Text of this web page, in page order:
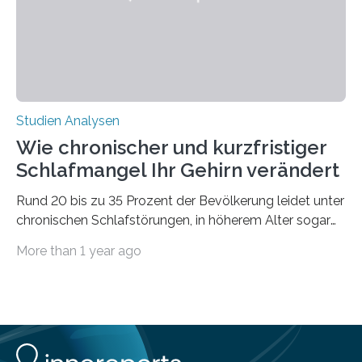
Studien Analysen
Wie chronischer und kurzfristiger
Schlafmangel Ihr Gehirn verändert
Rund 20 bis zu 35 Prozent der Bevölkerung leidet unter
chronischen Schlafstörungen, in höherem Alter sogar
Erwachsene kennt zudem ein kurzfristiges Schlafdefizit:
Forscher:innen konnten in einer aktuellen Metastudie
zeigen, dass sich die jeweils beteiligten Gehirnregionen
More than 1 year ago